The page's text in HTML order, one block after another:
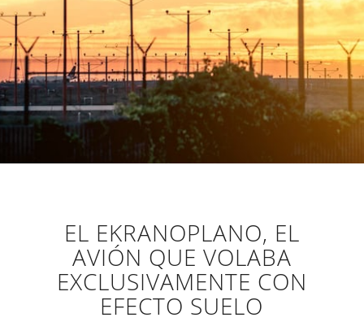
EL EKRANOPLANO, EL
AVIÓN QUE VOLABA
EXCLUSIVAMENTE CON
EFECTO SUELO